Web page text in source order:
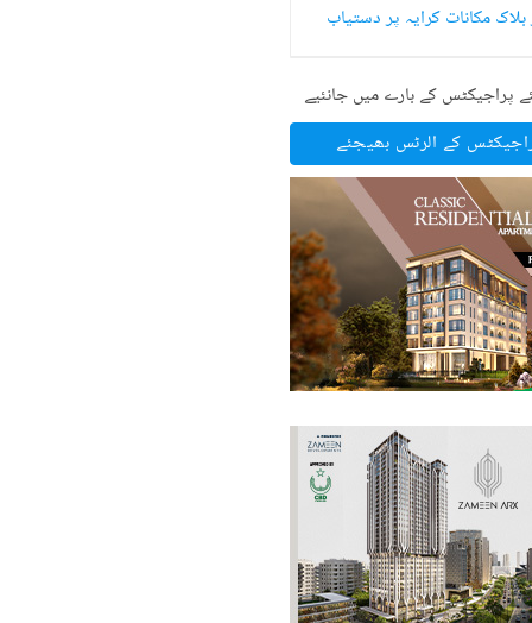
مکانات کرایہ پر دستیاب
پراجیکٹس کے بارے میں جانئیے
کے الرٹس بھیجئے